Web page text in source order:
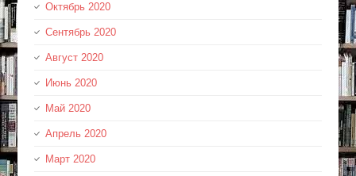
Октябрь 2020
Сентябрь 2020
Август 2020
Июнь 2020
Май 2020
Апрель 2020
Март 2020